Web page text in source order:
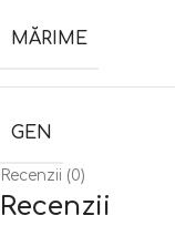
MĂRIME
GEN
Recenzii (0)
Recenzii